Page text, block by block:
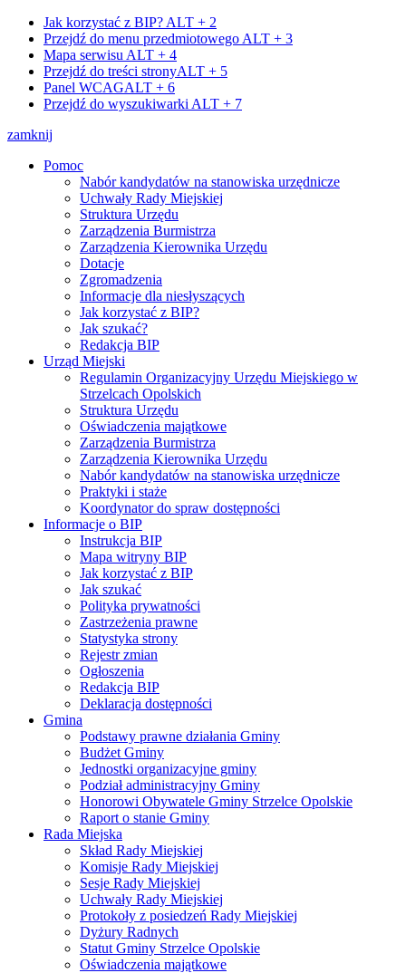
Jak korzystać z BIP? ALT + 2
Przejdź do menu przedmiotowego ALT + 3
Mapa serwisu ALT + 4
Przejdź do treści stronyALT + 5
Panel WCAGALT + 6
Przejdź do wyszukiwarki ALT + 7
zamknij
Pomoc
Nabór kandydatów na stanowiska urzędnicze
Uchwały Rady Miejskiej
Struktura Urzędu
Zarządzenia Burmistrza
Zarządzenia Kierownika Urzędu
Dotacje
Zgromadzenia
Informacje dla niesłyszących
Jak korzystać z BIP?
Jak szukać?
Redakcja BIP
Urząd Miejski
Regulamin Organizacyjny Urzędu Miejskiego w
Strzelcach Opolskich
Struktura Urzędu
Oświadczenia majątkowe
Zarządzenia Burmistrza
Zarządzenia Kierownika Urzędu
Nabór kandydatów na stanowiska urzędnicze
Praktyki i staże
Koordynator do spraw dostępności
Informacje o BIP
Instrukcja BIP
Mapa witryny BIP
Jak korzystać z BIP
Jak szukać
Polityka prywatności
Zastrzeżenia prawne
Statystyka strony
Rejestr zmian
Ogłoszenia
Redakcja BIP
Deklaracja dostępności
Gmina
Podstawy prawne działania Gminy
Budżet Gminy
Jednostki organizacyjne gminy
Podział administracyjny Gminy
Honorowi Obywatele Gminy Strzelce Opolskie
Raport o stanie Gminy
Rada Miejska
Skład Rady Miejskiej
Komisje Rady Miejskiej
Sesje Rady Miejskiej
Uchwały Rady Miejskiej
Protokoły z posiedzeń Rady Miejskiej
Dyżury Radnych
Statut Gminy Strzelce Opolskie
Oświadczenia majątkowe